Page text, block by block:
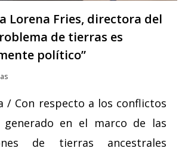
Lorena Fries, directora del
de tierras es
político”
/ Con respecto a los conflictos
en el marco de las
de tierras ancestrales